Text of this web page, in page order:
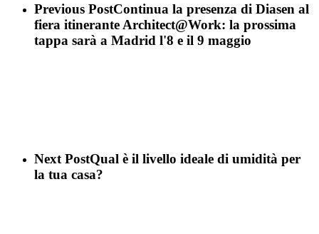
Previous PostContinua la presenza di Diasen al
fiera itinerante Architect@Work: la prossima
tappa sarà a Madrid l'8 e il 9 maggio
Next PostQual è il livello ideale di umidità per
la tua casa?